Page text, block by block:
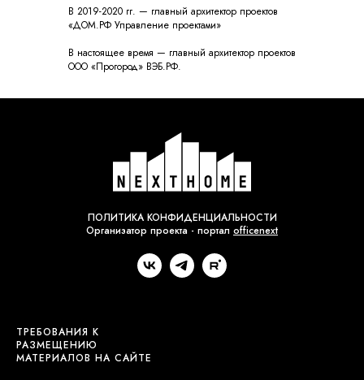
В 2019-2020 гг. — главный архитектор проектов
«ДОМ.РФ Управление проектами»
В настоящее время — главный архитектор проектов
ООО «Прогород» ВЭБ.РФ.
ПОЛИТИКА КОНФИДЕНЦИАЛЬНОСТИ
Организатор проекта - портал officenext
ТРЕБОВАНИЯ К
РАЗМЕЩЕНИЮ
МАТЕРИАЛОВ НА САЙТЕ